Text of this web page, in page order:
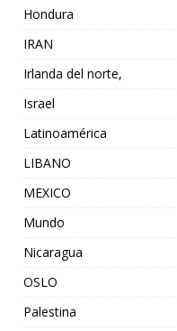
Hondura
IRAN
Irlanda del norte,
Israel
Latinoamérica
LIBANO
MEXICO
Mundo
Nicaragua
OSLO
Palestina